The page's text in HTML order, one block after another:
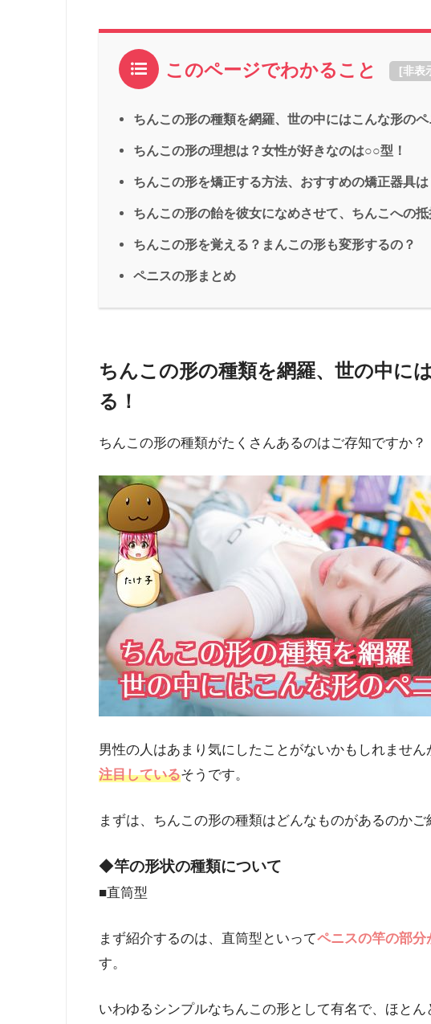
このページでわかること [非表
ちんこの形の種類を網羅、世の中にはこんな形のペ
ちんこの形の理想は？女性が好きなのは○○型！
ちんこの形を矯正する方法、おすすめの矯正器具は
ちんこの形の飴を彼女になめさせて、ちんこへの抵
ちんこの形を覚える？まんこの形も変形するの？
ペニスの形まとめ
ちんこの形の種類を網羅、世の中に
る！
ちんこの形の種類がたくさんあるのはご存知ですか？
男性の人はあまり気にしたことがないかもしれません
注目しているそうです。
まずは、ちんこの形の種類はどんなものがあるのかご
◆竿の形状の種類について
■直筒型
まず紹介するのは、直筒型といってペニスの竿の部
す。
いわゆるシンプルなちんこの形として有名で、ほと